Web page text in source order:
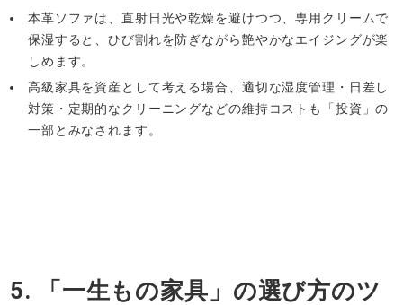
本革ソファは、直射日光や乾燥を避けつつ、専用クリームで
保湿すると、ひび割れを防ぎながら艶やかなエイジングが楽
しめます。
高級家具を資産として考える場合、適切な湿度管理・日差し
対策・定期的なクリーニングなどの維持コストも「投資」の
一部とみなされます。
5. 「一生もの家具」の選び方のツ